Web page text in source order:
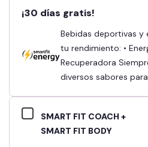
¡30 días gratis!
Bebidas deportivas y energéticas para mejorar
tu rendimiento: •
Recuperadora
diversos sabores
SMART FIT COACH +
SMART FIT BODY